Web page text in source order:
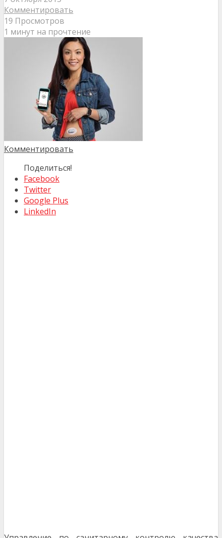
Комментировать
19 Просмотров
1 минут на прочтение
Комментировать
Поделиться!
Facebook
Twitter
Google Plus
LinkedIn